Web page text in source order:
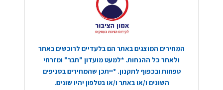
המחירים המוצגים באתר הם בלעדיים לרוכשים באתר
ולאחר כל ההנחות. *למעט מועדון "חבר" ומזרחי
טפחות ובכפוף לתקנון. *ייתכן שהמחירים בסניפים
השונים ו/או באתר ו/או בטלפון יהיו שונים.